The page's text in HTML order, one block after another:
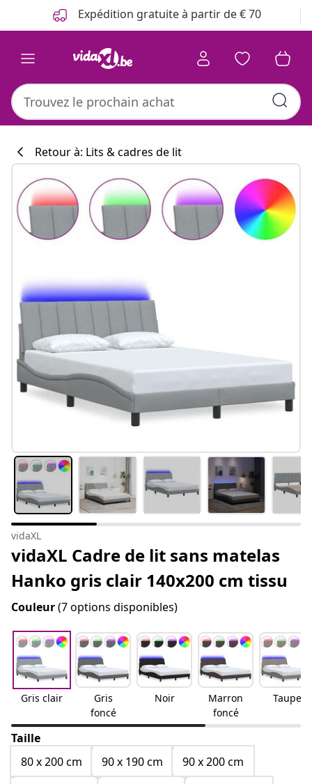
Expédition gratuite à partir de € 70
Retour à: Lits & cadres de lit
vidaXL
vidaXL Cadre de lit sans matelas
Hanko gris clair 140x200 cm tissu
Couleur(7 options disponibles)
Gris clair
Gris
foncé
Noir
Marron
foncé
Taupe
Taille
80 x 200 cm
90 x 190 cm
90 x 200 cm